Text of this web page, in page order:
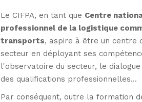
Le CIFPA, en tant que Centre
professionnel de la logistique
transports, aspire à être un centre
secteur en déployant ses
l'observatoire du secteur, le
des qualifications professionnelles...
Par conséquent, outre la formation